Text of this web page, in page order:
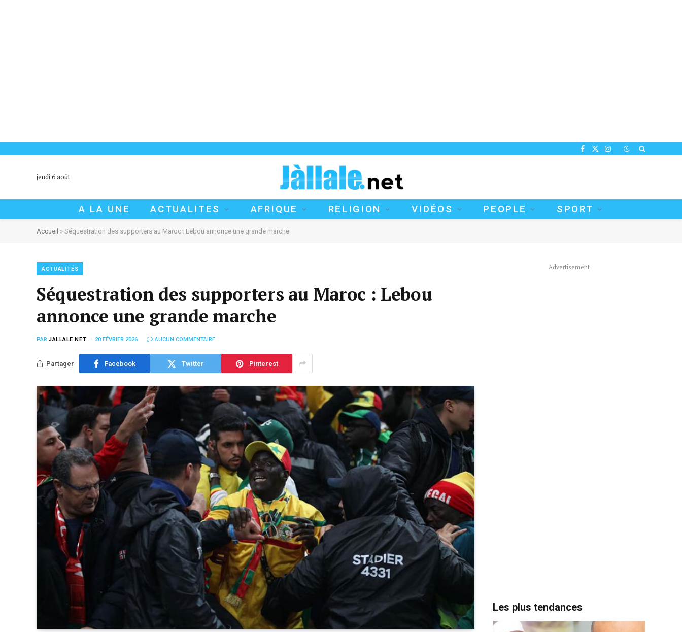
Facebook
X
Instagram
jeudi 6 août
A LA UNE ACTUALITES AFRIQUE RELIGION VIDÉOS PEOPLE SPORT
Accueil » Séquestration des supporters au Maroc : Lebou annonce une grande marche
ACTUALITÉS
Séquestration des supporters au Maroc : Lebou
annonce une grande marche
PAR JALLALE.NET 20 FÉVRIER 2026 AUCUN COMMENTAIRE
Partager Facebook Twitter Pinterest
Advertisement
Les plus tendances